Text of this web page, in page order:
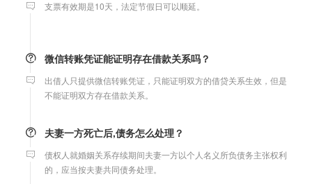
微信转账凭证能证明存在借款关系吗？
不能证明双方存在借款关系。
夫妻一方死亡后,债务怎么处理？
的，应当按夫妻共同债务处理。